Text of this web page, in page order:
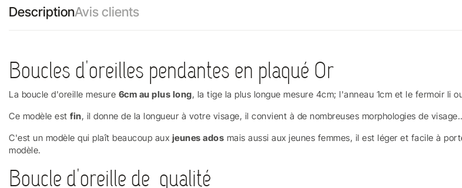
DescriptionAvis clients
Boucles d'oreilles pendantes en plaqué Or
La boucle d'oreille mesure 6cm au plus long, la tige la plus longue mesure 4cm; l'anneau 1cm et le fermoir li
Ce modèle est fin, il donne de la longueur à votre visage, il convient à de nombreuses morphologies de visage..
C'est un modèle qui plaît beaucoup aux jeunes ados mais aussi aux jeunes femmes, il est léger et facile à
modèle.
Boucle d'oreille de qualité